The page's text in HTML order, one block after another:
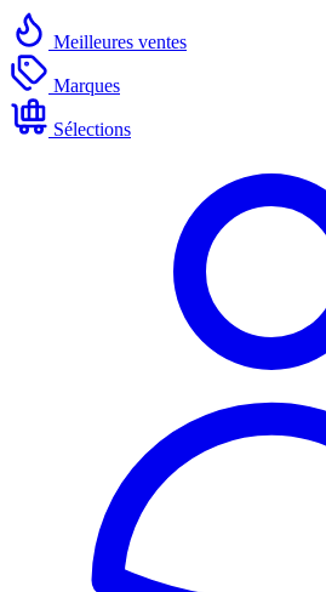
Meilleures ventes
Marques
Sélections